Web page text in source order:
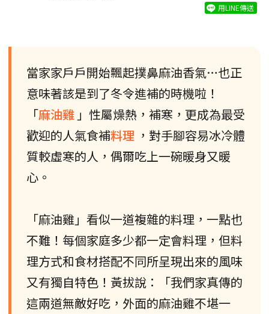
用LINE傳送
當家家戶戶開始飄起撲鼻麻油香氣…也正
意味著該是到了冬令進補的時機啦！
「麻油雞 」性屬燥熱，補寒，更成為最受
歡迎的人氣食補料理 ，對手腳容易冰冷體
質較虛寒的人，偶爾吃上一碗暖身又暖
心。
「麻油雞」看似一道複雜的料理，一點也
不難！每個家庭多少都一定會料理，但料
理方式和食材搭配不同所呈現出來的風味
又有獨自特色！黃拔說：「我們家真傳的
這兩道無敵好吃，外面的麻油雞不堪一